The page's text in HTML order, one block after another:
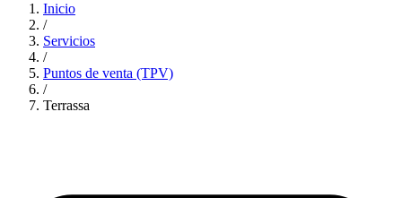
Inicio
/
Servicios
/
Puntos de venta (TPV)
/
Terrassa